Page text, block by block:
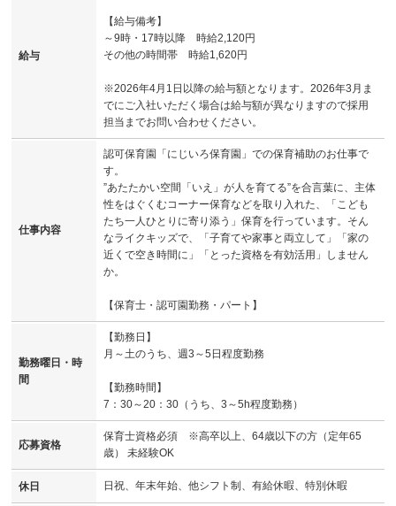
給与
【給与備考】
～9時・17時以降 時給2,120円
その他の時間帯 時給1,620円
※2026年4月1日以降の給与額となります。2026年3月ま
でにご入社いただく場合は給与額が異なりますので採用
担当までお問い合わせください。
仕事内容
認可保育園「にじいろ保育園」での保育補助のお仕事で
す。
”あたたかい空間「いえ」が人を育てる”を合言葉に、主体
性をはぐくむコーナー保育などを取り入れた、「こども
たち一人ひとりに寄り添う」保育を行っています。そん
なライクキッズで、「子育てや家事と両立して」「家の
近くで空き時間に」「とった資格を有効活用」しません
か。
【保育士・認可園勤務・パート】
勤務曜日・時
間
【勤務日】
月～土のうち、週3～5日程度勤務
【勤務時間】
7：30～20：30（うち、3～5h程度勤務）
応募資格
保育士資格必須 ※高卒以上、64歳以下の方（定年65
歳） 未経験OK
休日 日祝、年末年始、他シフト制、有給休暇、特別休暇